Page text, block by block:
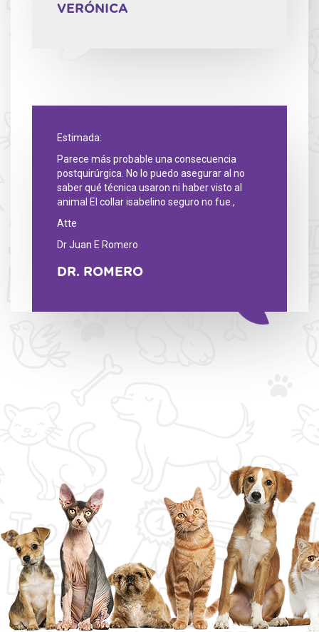
VERÓNICA
Estimada:
Parece más probable una consecuencia
postquirúrgica. No lo puedo asegurar al no
saber qué técnica usaron ni haber visto al
animal El collar isabelino seguro no fue.,
Atte
Dr Juan E Romero
DR. ROMERO